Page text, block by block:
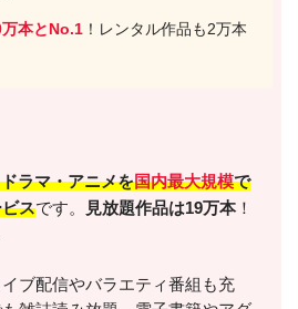
本とNo.1 ！レンタル作品も2万本
ラマ・アニメを国内最大規模で
スです。 見放題作品は19万本 ！
ブ配信やバラエティ番組も充